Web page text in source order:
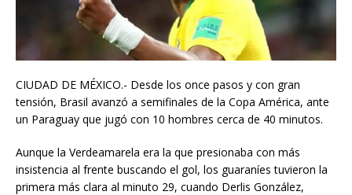
CIUDAD DE MÉXICO.- Desde los once pasos y con gran
tensión, Brasil avanzó a semifinales de la Copa América, ante
un Paraguay que jugó con 10 hombres cerca de 40 minutos.
Aunque la Verdeamarela era la que presionaba con más
insistencia al frente buscando el gol, los guaraníes tuvieron la
primera más clara al minuto 29, cuando Derlis González,